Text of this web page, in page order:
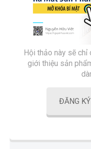
Hội thảo này sẽ
giới thiệu sản
ĐĂNG